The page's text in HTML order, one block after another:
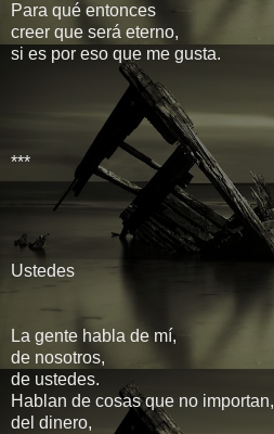
Para qué entonces
creer que será eterno,
si es por eso que me gusta.
***
Ustedes
La gente habla de mí,
de nosotros,
de ustedes.
Hablan de cosas que no importan,
del dinero,